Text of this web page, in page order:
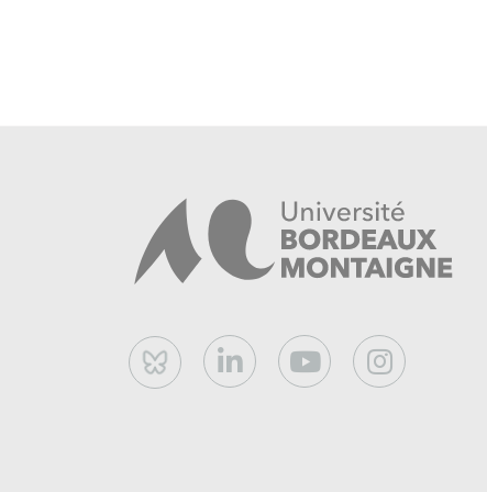
Semaine 7 : Les arts du
Les performances rituelles et culturelles
La scène arabe moderne et contemporaine
Bluesky